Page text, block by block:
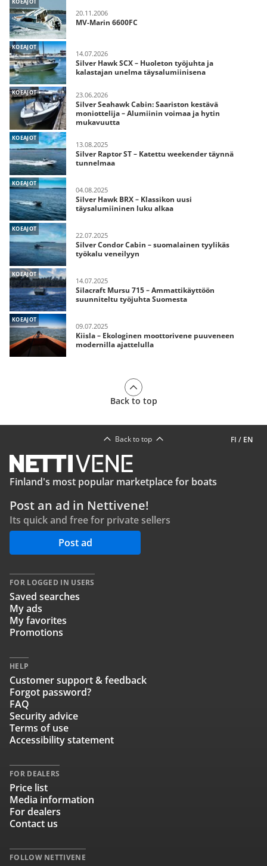
20.11.2006
MV-Marin 6600FC
KOEAJOT
14.07.2026
Silver Hawk SCX – Huoleton työjuhta ja
kalastajan unelma täysalumiinisena
KOEAJOT 23.06.2026
Silver Seahawk Cabin: Saariston kestävä
moniottelija – Alumiinin voimaa ja hytin
mukavuutta
KOEAJOT
13.08.2025
Silver Raptor ST – Katettu weekender täynnä
tunnelmaa
KOEAJOT
04.08.2025
Silver Hawk BRX – Klassikon uusi
täysalumiininen luku alkaa
KOEAJOT
22.07.2025
Silver Condor Cabin – suomalainen tyylikäs
työkalu veneilyyn
KOEAJOT
14.07.2025
Silacraft Mursu 715 – Ammattikäyttöön
suunniteltu työjuhta Suomesta
KOEAJOT
09.07.2025
Kiisla – Ekologinen moottorivene puuveneen
modernilla ajattelulla
Back to top
FI / EN
Back to top
Finland's most popular marketplace for boats
Post an ad in Nettivene!
Its quick and free for private sellers
Post ad
FOLLOW NETTIVENE
FOR LOGGED IN USERS
Saved searches
My ads
My favorites
Promotions
HELP
Customer support & feedback
Forgot password?
FAQ
Security advice
Terms of use
Accessibility statement
FOR DEALERS
Price list
Media information
For dealers
Contact us